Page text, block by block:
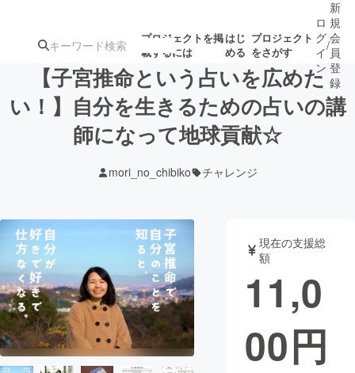
プロジェクトを掲
載するには
はじ
める
プロジェクト
をさがす
注目のリ 注目の新着プロ
ジェクト
募集終了が近いプ
ロジェクト
テクノロジー・ガジェット
映像・映画 書籍・雑誌
ビジネス・起業 チャレンジ
ロ
グ
イ
ン
/
新
規
会
員
登
録
【子宮推命という占いを広めた
い！】自分を生きるための占いの講
師になって地球貢献☆
mori_no_chibiko チャレンジ
現在の支援総
額
11,0
00円